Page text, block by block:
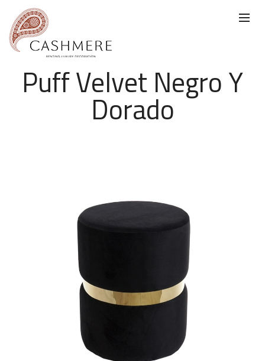
Puff Velvet Negro Y
Dorado